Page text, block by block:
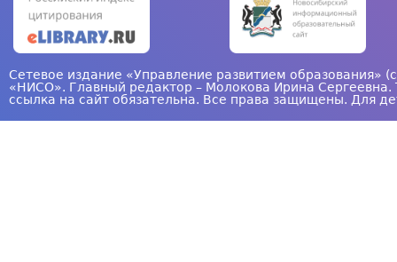
н
ы
Сетевое издание «Управление развитием
«НИСО». Главный редактор – Молокова Ирина
ссылка на сайт обязательна. Все права защищены. Для